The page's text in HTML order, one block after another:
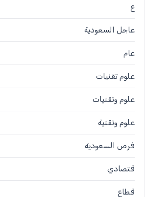
ع
عاجل السعودية
عام
علوم تقنيات
علوم وتقنيات
علوم وتقنية
فرص السعودية
قتصادي
قطاع